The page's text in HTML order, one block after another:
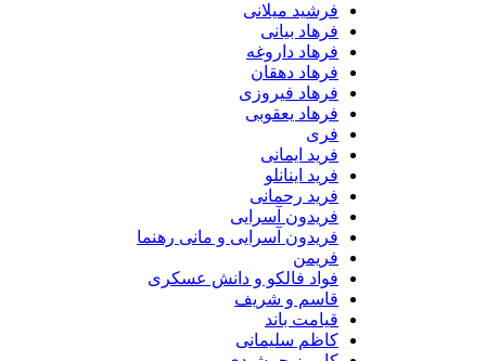
فرشید میلانی
فرهاد بیانی
فرهاد داروغه
فرهاد دهقان
فرهاد فیروزی
فرهاد یعقوبی
فری
فرید ایمانی
فرید اینانلو
فرید رحمانی
فریدون آسرایی
فریدون آسرایی و مانی رهنما
فریمن
فواد فالکو و دانش عسکری
قاسم و شریف
قیامت باند
کاظم سلیمانی